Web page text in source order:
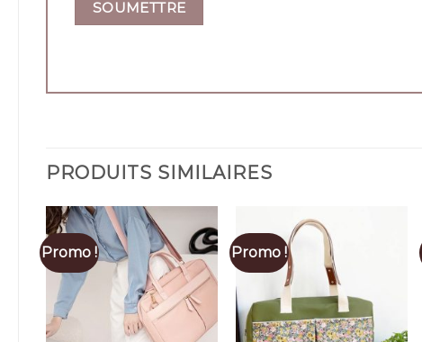
PRODUITS SIMILAIRES
Promo ! Promo !